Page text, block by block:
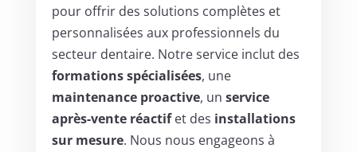
pour offrir des solutions complètes et
personnalisées aux professionnels du
secteur dentaire. Notre service inclut des
formations spécialisées, une
maintenance proactive, un service
après-vente réactifet des installations
sur mesure. Nous nous engageons à